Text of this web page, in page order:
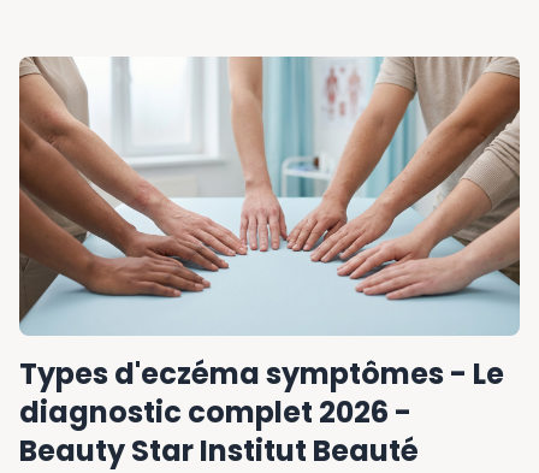
Types d'eczéma symptômes - Le
diagnostic complet 2026 -
Beauty Star Institut Beauté